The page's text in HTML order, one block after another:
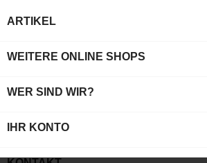
ARTIKEL
WEITERE ONLINE SHOPS
WER SIND WIR?
IHR KONTO